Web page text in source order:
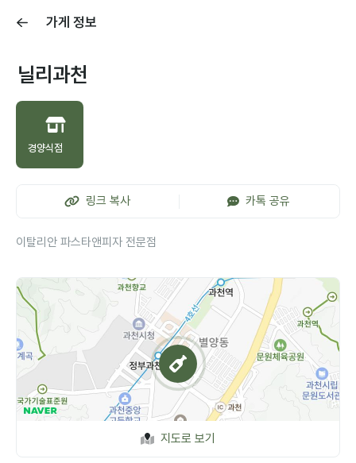
가게 정보
닐리과천
경양식점
링크 복사 카톡 공유
이탈리안 파스타앤피자 전문점
지도로 보기